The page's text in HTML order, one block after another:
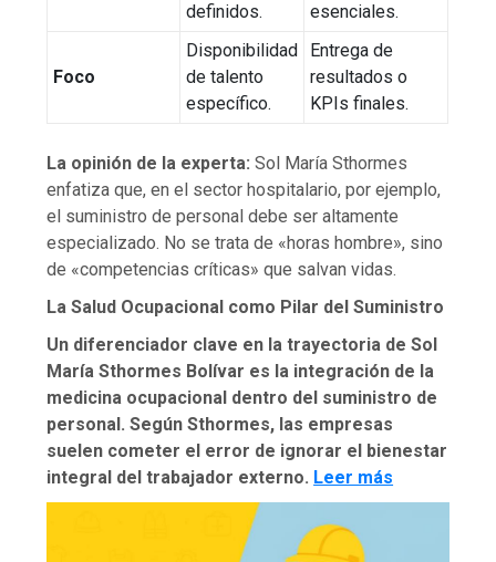
definidos.
esenciales.
Foco
Disponibilidad
de talento
específico.
Entrega de
resultados o
KPIs finales.
La opinión de la experta: Sol María Sthormes
enfatiza que, en el sector hospitalario, por ejemplo,
el suministro de personal debe ser altamente
especializado. No se trata de «horas hombre», sino
de «competencias críticas» que salvan vidas.
La Salud Ocupacional como Pilar del Suministro
Un diferenciador clave en la trayectoria de Sol
María Sthormes Bolívar es la integración de la
medicina ocupacional dentro del suministro de
personal. Según Sthormes, las empresas
suelen cometer el error de ignorar el bienestar
integral del trabajador externo. Leer más